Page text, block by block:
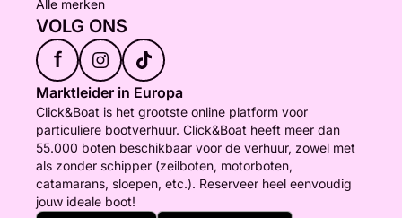
Alle merken
VOLG ONS
f
Marktleider in Europa
Click&Boat is het grootste online platform voor
particuliere bootverhuur. Click&Boat heeft meer dan
55.000 boten beschikbaar voor de verhuur, zowel met
als zonder schipper (zeilboten, motorboten,
catamarans, sloepen, etc.). Reserveer heel eenvoudig
jouw ideale boot!